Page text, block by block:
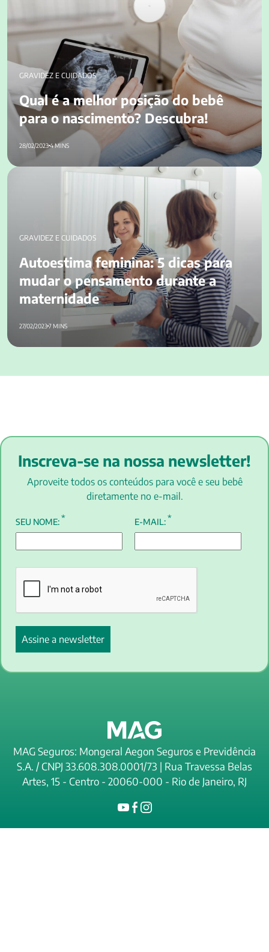
GRAVIDEZ E CUIDADOS
Qual é a melhor posição do bebê
para o nascimento? Descubra!
28/02/20234 MINS
Autoestima feminina: 5 dicas para mudar o pensamento
GRAVIDEZ E CUIDADOS
Autoestima feminina: 5 dicas para
mudar o pensamento durante a
maternidade
27/02/20237 MINS
Inscreva-se na nossa newsletter!
Aproveite todos os conteúdos para você e seu bebê
diretamente no e-mail.
SEU NOME:* E-MAIL:*
MAG Seguros: Mongeral Aegon Seguros e Previdência
S.A. / CNPJ 33.608.308.0001/73 | Rua Travessa Belas
Artes, 15 - Centro - 20060-000 - Rio de Janeiro, RJ